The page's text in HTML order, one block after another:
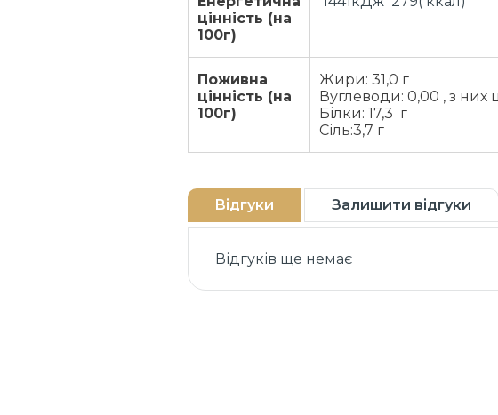
цінність (на
100г)
Поживна
цінність (на
100г)
Жири: 31,0 г
Вуглеводи: 0,00 , з них
Білки: 17,3 г
Сіль:3,7 г
Відгуки Залишити відгуки
Відгуків ще немає